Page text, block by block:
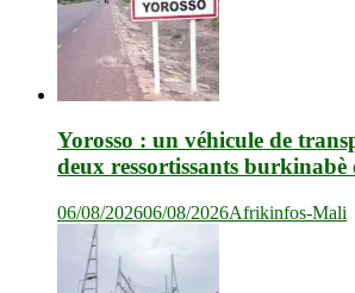
Yorosso : un véhicule de
deux ressortissants burkinabè
06/08/202606/08/2026Afrikinfos-Mali